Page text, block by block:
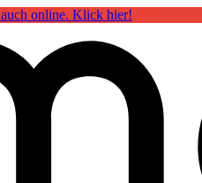
auch online. Klick hier!